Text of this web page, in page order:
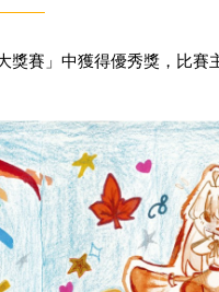
賽」中獲得優秀獎，比賽